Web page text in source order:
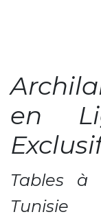
en
Tables à
Tunisie